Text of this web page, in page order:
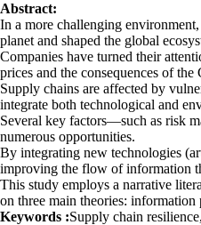
Abstract:
In a more challenging
planet and shaped the global
Companies have turned their
prices and the consequences of
Supply chains are affected by
integrate both technological and
Several key factors—such as risk
numerous opportunities.
By integrating new technologies
improving the flow of information
This study employs a narrative
on three main theories:
Keywords :Supply chain